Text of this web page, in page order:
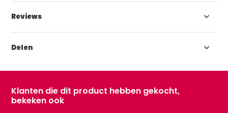
Reviews
Delen
Klanten die dit product hebben gekocht,
bekeken ook